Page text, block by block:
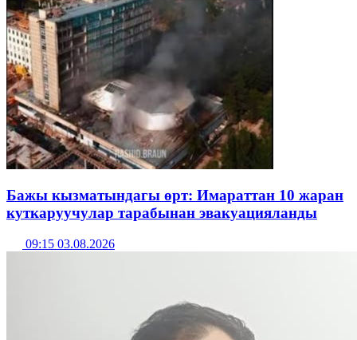
Бажы кызматындагы өрт: Имараттан 10 жаран
куткаруучулар тарабынан эвакуацияланды
09:15 03.08.2026